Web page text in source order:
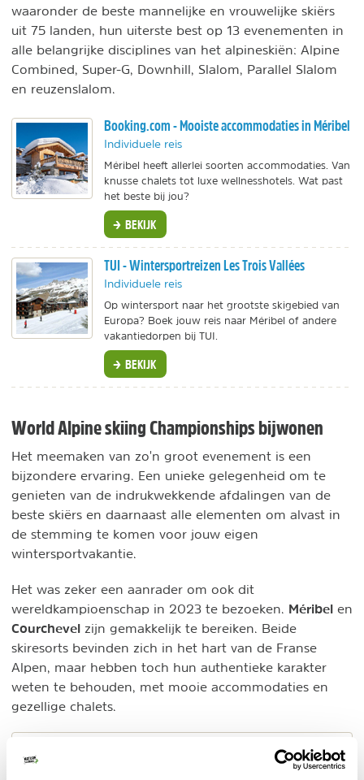
waaronder de beste mannelijke en vrouwelijke skiërs
uit 75 landen, hun uiterste best op 13 evenementen in
alle belangrijke disciplines van het alpineskiën: Alpine
Combined, Super-G, Downhill, Slalom, Parallel Slalom
en reuzenslalom.
Booking.com - Mooiste accommodaties in Méribel
Individuele reis
Méribel heeft allerlei soorten accommodaties. Van
knusse chalets tot luxe wellnesshotels. Wat past
het beste bij jou?
BEKIJK
TUI - Wintersportreizen Les Trois Vallées
Individuele reis
Op wintersport naar het grootste skigebied van
Europa? Boek jouw reis naar Méribel of andere
vakantiedorpen bij TUI.
BEKIJK
World Alpine skiing Championships bijwonen
Het meemaken van zo'n groot evenement is een
bijzondere ervaring. Een unieke gelegenheid om te
genieten van de indrukwekkende afdalingen van de
beste skiërs en daarnaast alle elementen om alvast in
de stemming te komen voor jouw eigen
wintersportvakantie.
Het was zeker een aanrader om ook dit
wereldkampioenschap in 2023 te bezoeken. Méribel en
Courchevel zijn gemakkelijk te bereiken. Beide
skiresorts bevinden zich in het hart van de Franse
Alpen, maar hebben toch hun authentieke karakter
weten te behouden, met mooie accommodaties en
gezellige chalets.